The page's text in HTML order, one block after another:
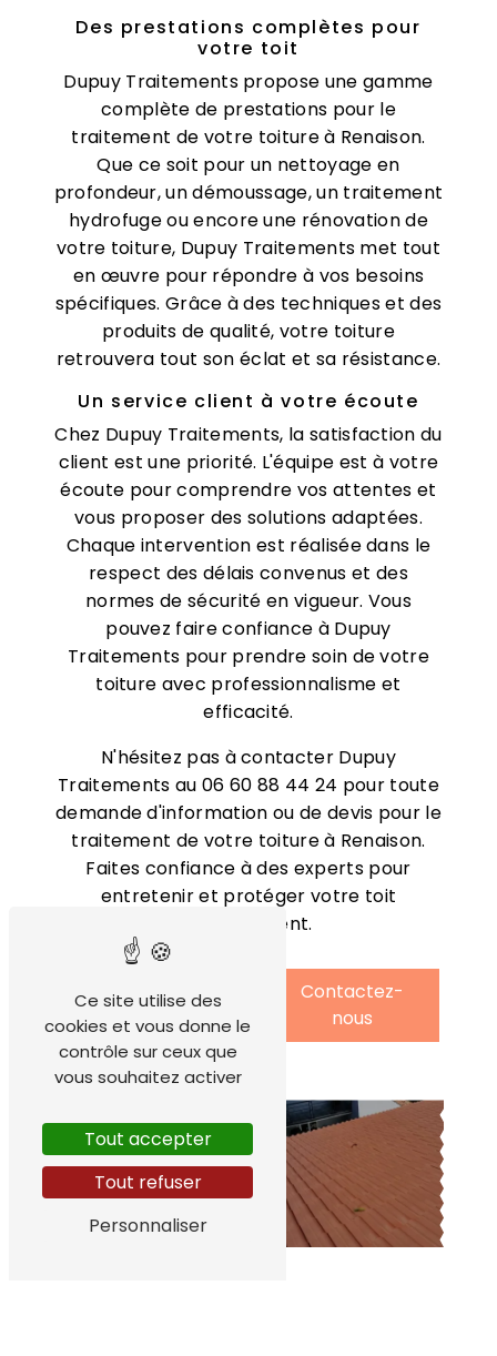
Des prestations complètes pour
votre toit
Dupuy Traitements propose une gamme
complète de prestations pour le
traitement de votre toiture à Renaison.
Que ce soit pour un nettoyage en
profondeur, un démoussage, un traitement
hydrofuge ou encore une rénovation de
votre toiture, Dupuy Traitements met tout
en œuvre pour répondre à vos besoins
spécifiques. Grâce à des techniques et des
produits de qualité, votre toiture
retrouvera tout son éclat et sa résistance.
Un service client à votre écoute
Chez Dupuy Traitements, la satisfaction du
client est une priorité. L'équipe est à votre
écoute pour comprendre vos attentes et
vous proposer des solutions adaptées.
Chaque intervention est réalisée dans le
respect des délais convenus et des
normes de sécurité en vigueur. Vous
pouvez faire confiance à Dupuy
Traitements pour prendre soin de votre
toiture avec professionnalisme et
efficacité.
N'hésitez pas à contacter Dupuy
Traitements au 06 60 88 44 24 pour toute
demande d'information ou de devis pour le
traitement de votre toiture à Renaison.
Faites confiance à des experts pour
entretenir et protéger votre toit
efficacement.
En savoir
plus
Contactez-
nous
Ce site utilise des
cookies et vous donne le
contrôle sur ceux que
vous souhaitez activer
Tout accepter
Tout refuser
Personnaliser